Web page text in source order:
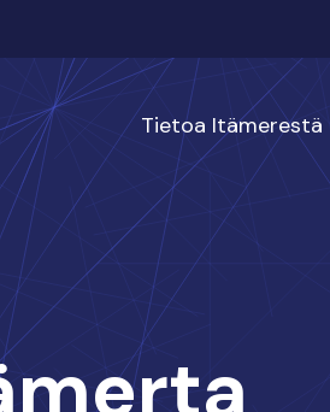
Tietoa Itämerestä